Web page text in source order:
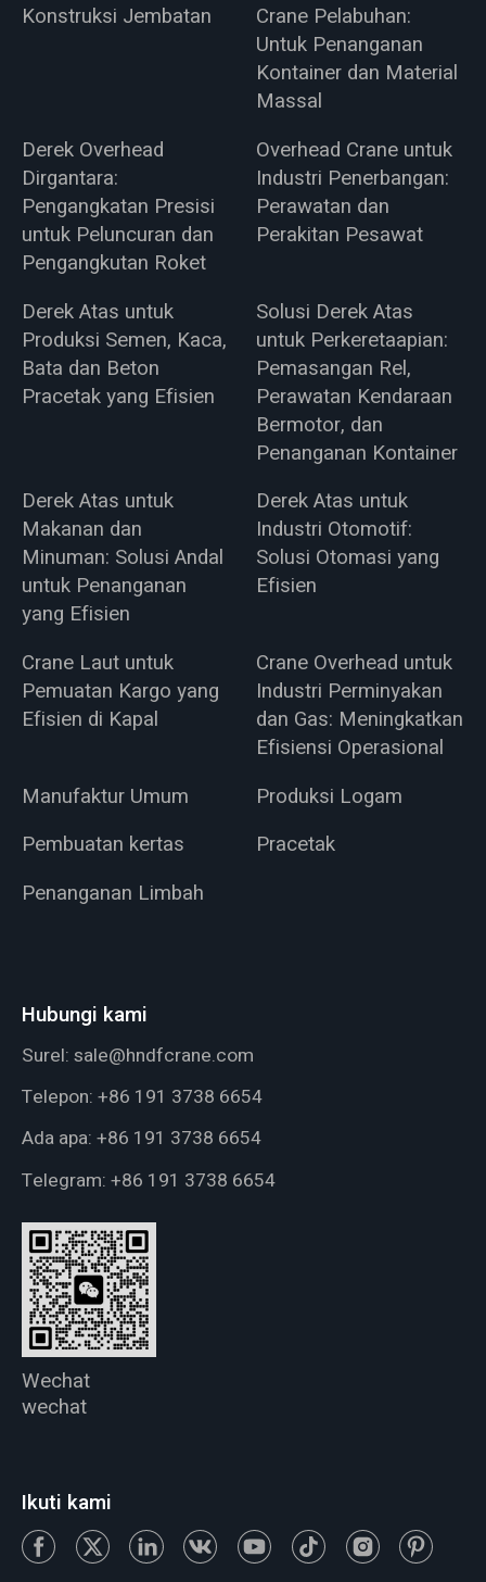
Konstruksi Jembatan
Crane Pelabuhan:
Untuk Penanganan
Kontainer dan Material
Massal
Derek Overhead
Dirgantara:
Pengangkatan Presisi
untuk Peluncuran dan
Pengangkutan Roket
Overhead Crane untuk
Industri Penerbangan:
Perawatan dan
Perakitan Pesawat
Derek Atas untuk
Produksi Semen, Kaca,
Bata dan Beton
Pracetak yang Efisien
Solusi Derek Atas
untuk Perkeretaapian:
Pemasangan Rel,
Perawatan Kendaraan
Bermotor, dan
Penanganan Kontainer
Derek Atas untuk
Makanan dan
Minuman: Solusi Andal
untuk Penanganan
yang Efisien
Derek Atas untuk
Industri Otomotif:
Solusi Otomasi yang
Efisien
Crane Laut untuk
Pemuatan Kargo yang
Efisien di Kapal
Crane Overhead untuk
Industri Perminyakan
dan Gas: Meningkatkan
Efisiensi Operasional
Manufaktur Umum
Produksi Logam
Pembuatan kertas
Pracetak
Penanganan Limbah
Hubungi kami
Surel: sale@hndfcrane.com
Telepon: +86 191 3738 6654
Ada apa: +86 191 3738 6654
Telegram: +86 191 3738 6654
Wechat
wechat
Ikuti kami